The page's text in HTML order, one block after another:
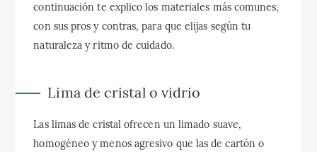
continuación te explico los materiales más comunes,
con sus pros y contras, para que elijas según tu
naturaleza y ritmo de cuidado.
Lima de cristal o vidrio
Las limas de cristal ofrecen un limado suave,
homogéneo y menos agresivo que las de cartón o